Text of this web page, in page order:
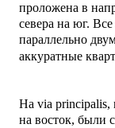
проложена в
севера на юг.
параллельно
аккуратные
На via principalis,
на восток, были